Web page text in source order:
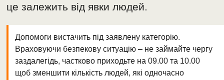
це залежить від явки людей.
Допомоги вистачить під заявлену категорію.
Враховуючи безпекову ситуацію – не займайте чергу
заздалегідь, частково приходьте на 09.00 та 10.00
щоб зменшити кількість людей, які одночасно